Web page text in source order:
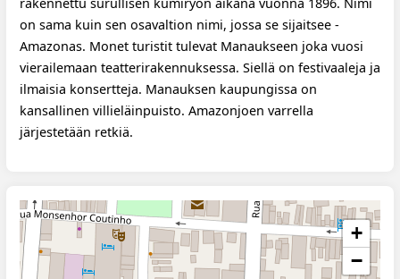
on sama kuin sen osavaltion nimi, jossa se sijaitsee -
Amazonas. Monet turistit tulevat Manaukseen joka vuosi
vierailemaan teatterirakennuksessa. Siellä on festivaaleja ja
ilmaisia ​​konsertteja. Manauksen kaupungissa on
kansallinen villieläinpuisto. Amazonjoen varrella
järjestetään retkiä.
+
−